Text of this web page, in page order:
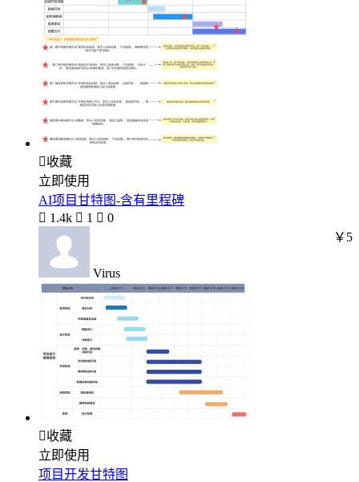
收藏
立即使用
AI项目甘特图-含有里程碑
 1.4k  1  0
Virus
￥5
收藏
立即使用
项目开发甘特图